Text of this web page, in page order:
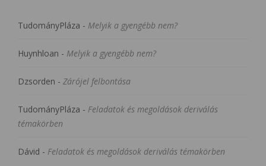
TudományPláza - Melyik a gyengébb nem?
Huynhloan - Melyik a gyengébb nem?
Dzsorden - Zárójel felbontása
TudományPláza - Feladatok és megoldások deriválás
témakörben
Dávid - Feladatok és megoldások deriválás témakörben